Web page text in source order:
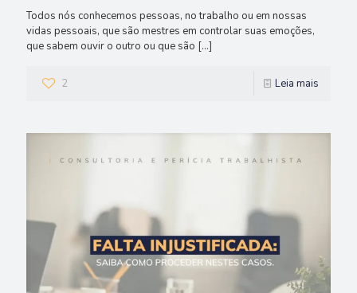
Todos nós conhecemos pessoas, no trabalho ou em nossas
vidas pessoais, que são mestres em controlar suas emoções,
que sabem ouvir o outro ou que são […]
2 Leia mais